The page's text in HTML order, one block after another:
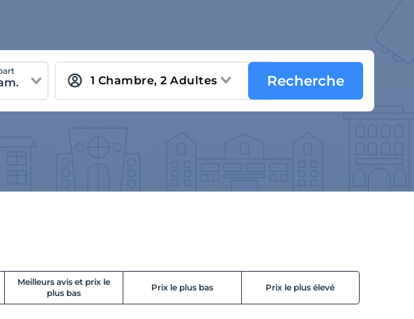
Recherche
Meilleurs avis et prix le
plus bas
Prix le plus bas Prix le plus élevé